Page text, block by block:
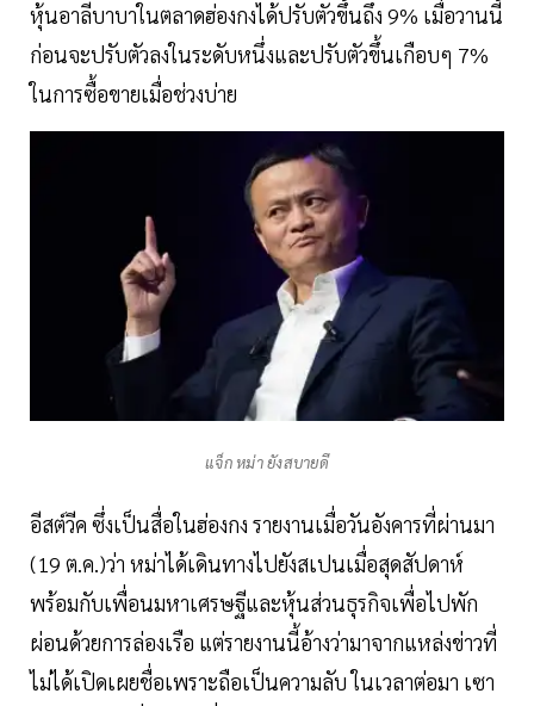
หุ้นอาลีบาบาในตลาดฮ่องกงได้ปรับตัวขึ้นถึง 9% เมื่อวานนี้
ก่อนจะปรับตัวลงในระดับหนึ่งและปรับตัวขึ้นเกือบๆ 7%
ในการซื้อขายเมื่อช่วงบ่าย
แจ็ก หม่า ยังสบายดี
อีสต์วีค ซึ่งเป็นสื่อในฮ่องกง รายงานเมื่อวันอังคารที่ผ่านมา
(19 ต.ค.)ว่า หม่าได้เดินทางไปยังสเปนเมื่อสุดสัปดาห์
พร้อมกับเพื่อนมหาเศรษฐีและหุ้นส่วนธุรกิจเพื่อไปพัก
ผ่อนด้วยการล่องเรือ แต่รายงานนี้อ้างว่ามาจากแหล่งข่าวที่
ไม่ได้เปิดเผยชื่อเพราะถือเป็นความลับ ในเวลาต่อมา เซา